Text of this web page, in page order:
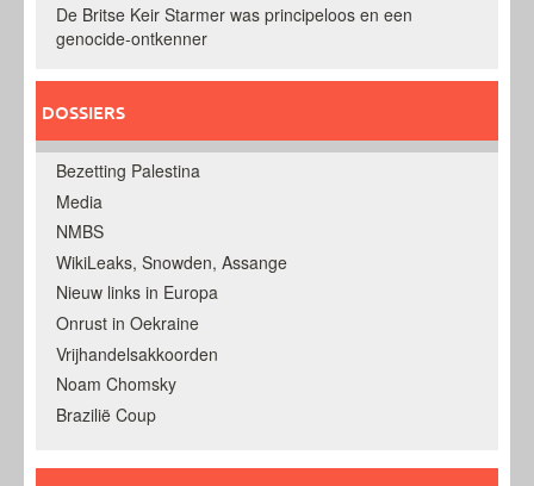
De Britse Keir Starmer was principeloos en een
genocide-ontkenner
DOSSIERS
Bezetting Palestina
Media
NMBS
WikiLeaks, Snowden, Assange
Nieuw links in Europa
Onrust in Oekraine
Vrijhandelsakkoorden
Noam Chomsky
Brazilië Coup